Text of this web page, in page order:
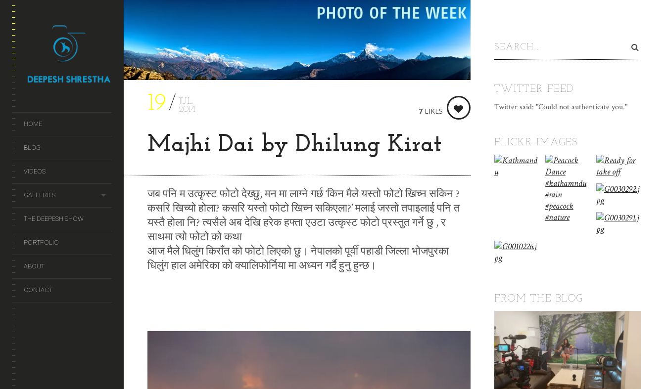
HOME
BLOG
VIDEOS
GALLERIES
THE DEEPESH SHOW
PORTFOLIO
ABOUT
CONTACT
19
JUL
2014
Majhi Dai by Dhilung Kirat
7LIKES
जब पनि म उत्कृस्ट फोटो देख्छु, मन मा लाग्ने गर्छ ‘किन मैले यस्तो फोटो खिच्न सकिन ?
कसरि खिच्यो होला? कसरि यस्तो फोटो खिच्न सकिएला?’ मलाई जस्तो तपाइलाई पनि त
यस्तै होला नि? त्यसैले अब देखि हरेक हफ्ता एउटा उत्कृस्ट फोटो प्रस्तुत गर्ने छु , र
साथमा त्यो फोटो को कथा
आज मैले धिलुंग किराँत को फोटो लिएको छु। नेपालको पूर्वी पहाडी जिल्ला भोजपुरका
धिलुंग हाल अमेरिका को क्यालिफोर्निया मा अध्यन गर्दै हुनु हुन्छ।
TWITTER FEED
Twitter said: "Could not authenticate you."
FLICKR IMAGES
FROM THE BLOG